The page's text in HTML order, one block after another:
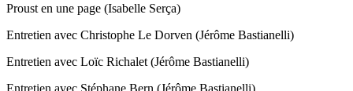
Proust en une page (Isabelle Serça)
Entretien avec Christophe Le Dorven (Jérôme Bastianelli)
Entretien avec Loïc Richalet (Jérôme Bastianelli)
Entretien avec Stéphane Bern (Jérôme Bastianelli)